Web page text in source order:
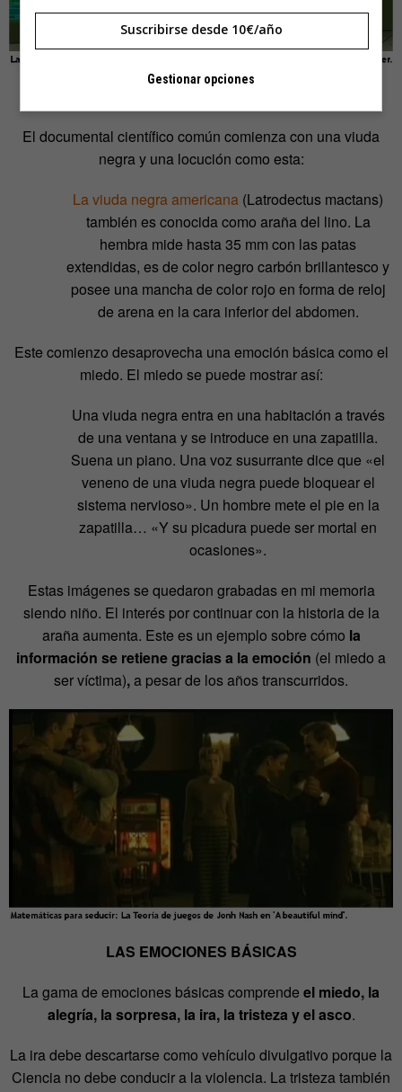
El documental científico común comienza con una viuda
negra y una locución como esta:
La viuda negra americana (Latrodectus mactans)
también es conocida como araña del lino. La
hembra mide hasta 35 mm con las patas
extendidas, es de color negro carbón brillantesco y
posee una mancha de color rojo en forma de reloj
de arena en la cara inferior del abdomen.
Este comienzo desaprovecha una emoción básica como el
miedo. El miedo se puede mostrar así:
Una viuda negra entra en una habitación a través
de una ventana y se introduce en una zapatilla.
Suena un piano. Una voz susurrante dice que «el
veneno de una viuda negra puede bloquear el
sistema nervioso». Un hombre mete el pie en la
zapatilla… «Y su picadura puede ser mortal en
ocasiones».
Estas imágenes se quedaron grabadas en mi memoria
siendo niño. El interés por continuar con la historia de la
araña aumenta. Este es un ejemplo sobre cómo la
información se retiene gracias a la emoción (el miedo a
ser víctima),a pesar de los años transcurridos.
LAS EMOCIONES BÁSICAS
La gama de emociones básicas comprende el miedo, la
alegría, la sorpresa, la ira, la tristeza y el asco.
La ira debe descartarse como vehículo divulgativo porque la
Ciencia no debe conducir a la violencia. La tristeza también
Suscribirse desde 10€/año
Gestionar opciones